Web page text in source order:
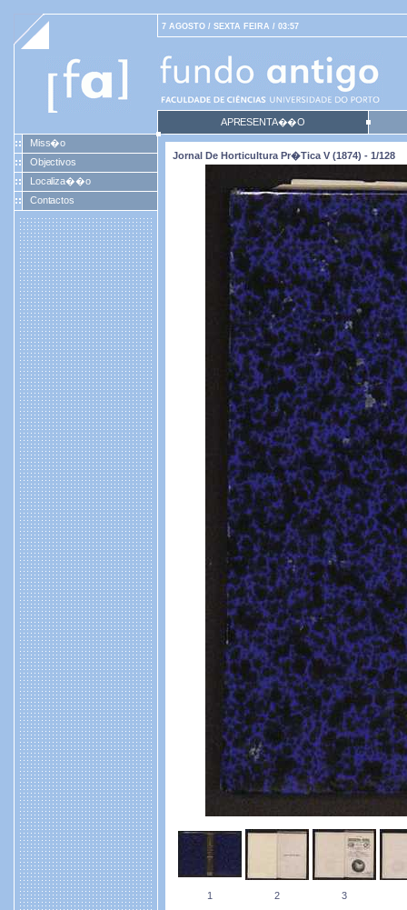
7 AGOSTO / SEXTA FEIRA / 03:57
APRESENTA��O
Miss�o
Objectivos
Localiza��o
Contactos
Jornal De Horticultura Pr�tica V (1874) - 1/128
1 2 3